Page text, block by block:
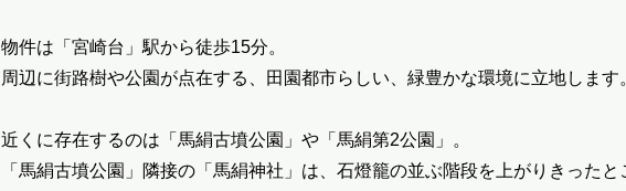
物件は「宮崎台」駅から徒歩15分。
周辺に街路樹や公園が点在する、田園都市らしい、緑豊かな環境に立地します。
近くに存在するのは「馬絹古墳公園」や「馬絹第2公園」。
「馬絹古墳公園」隣接の「馬絹神社」は、石燈籠の並ぶ階段を上がりきったと